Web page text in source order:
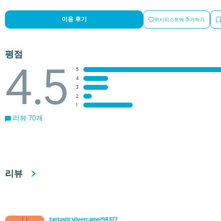
이용 후기 위시리스트에 추가하기
평점
4.5
5
4
3
2
1
리뷰 70개
리뷰
fantasticsilvercamel98377